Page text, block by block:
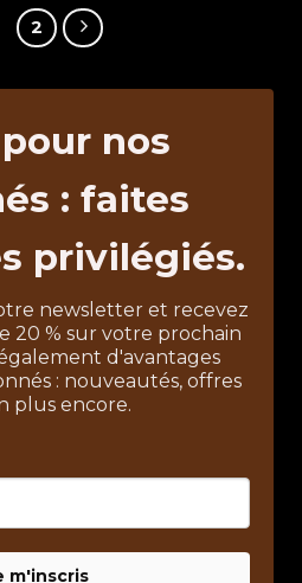
2
nos
: faites
privilégiés.
newsletter et recevez
20 % sur votre prochain
d'avantages
: nouveautés, offres
plus encore.
m'inscris